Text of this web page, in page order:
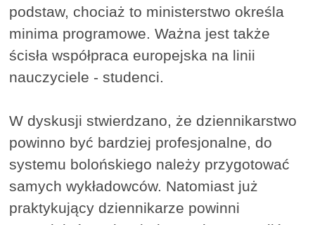
podstaw, chociaż to ministerstwo określa
minima programowe. Ważna jest także
ścisła współpraca europejska na linii
nauczyciele - studenci.
W dyskusji stwierdzano, że dziennikarstwo
powinno być bardziej profesjonalne, do
systemu bolońskiego należy przygotować
samych wykładowców. Natomiast już
praktykujący dziennikarze powinni